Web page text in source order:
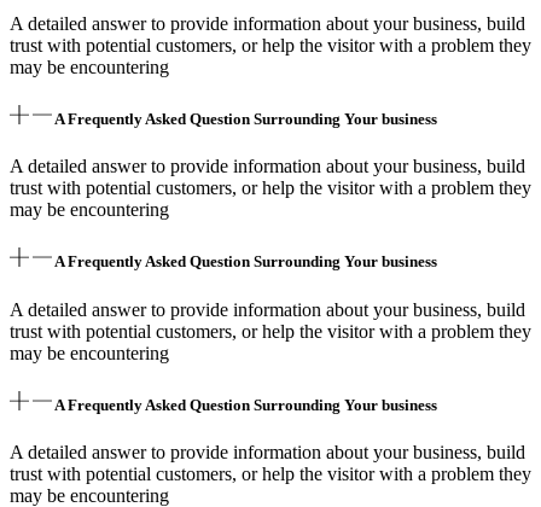
A detailed answer to provide information about your business, build
trust with potential customers, or help the visitor with a problem they
may be encountering
A Frequently Asked Question Surrounding Your business
A detailed answer to provide information about your business, build
trust with potential customers, or help the visitor with a problem they
may be encountering
A Frequently Asked Question Surrounding Your business
A detailed answer to provide information about your business, build
trust with potential customers, or help the visitor with a problem they
may be encountering
A Frequently Asked Question Surrounding Your business
A detailed answer to provide information about your business, build
trust with potential customers, or help the visitor with a problem they
may be encountering